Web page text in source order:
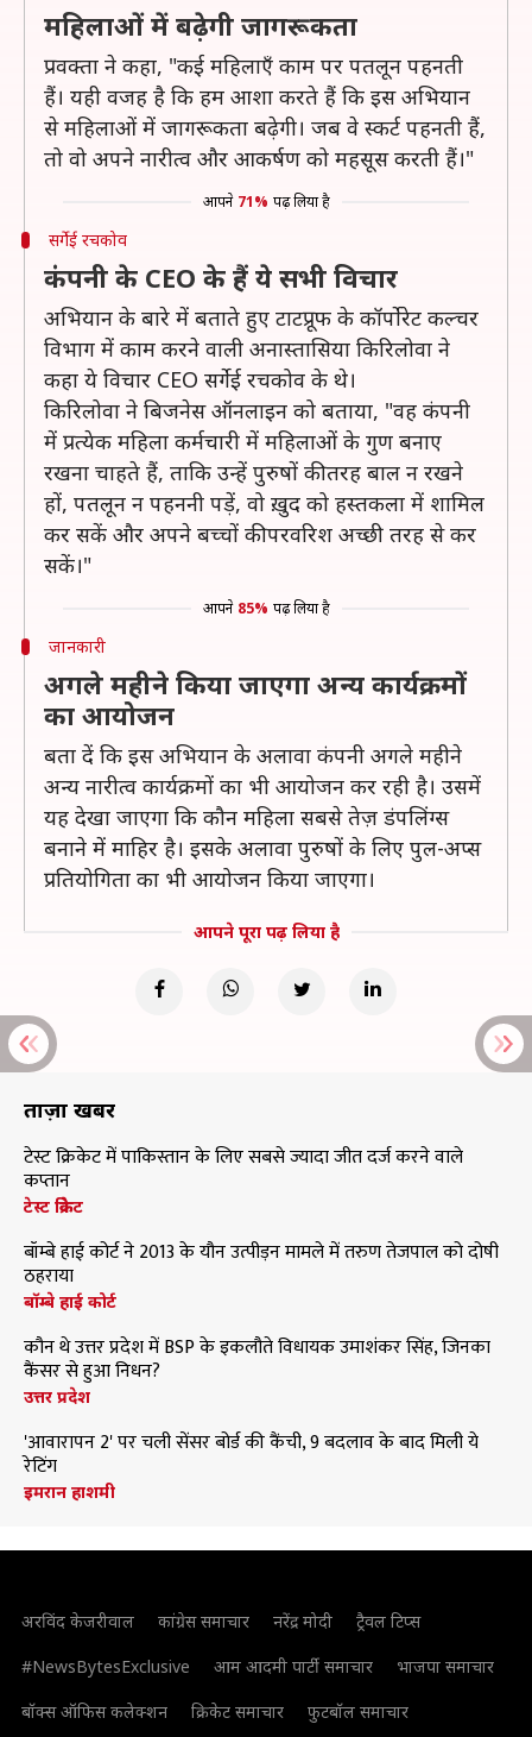
महिलाओं में बढ़ेगी जागरूकता
प्रवक्ता ने कहा, "कई महिलाएँ काम पर पतलून पहनती
हैं। यही वजह है कि हम आशा करते हैं कि इस अभियान
से महिलाओं में जागरूकता बढ़ेगी। जब वे स्कर्ट पहनती हैं,
तो वो अपने नारीत्व और आकर्षण को महसूस करती हैं।"
आपने 71% पढ़ लिया है
सर्गेई रचकोव
कंपनी के CEO के हैं ये सभी विचार
अभियान के बारे में बताते हुए टाटप्रूफ के कॉर्पोरेट कल्चर
विभाग में काम करने वाली अनास्तासिया किरिलोवा ने
कहा ये विचार CEO सर्गेई रचकोव के थे।
किरिलोवा ने बिजनेस ऑनलाइन को बताया, "वह कंपनी
में प्रत्येक महिला कर्मचारी में महिलाओं के गुण बनाए
रखना चाहते हैं, ताकि उन्हें पुरुषों की तरह बाल न रखने
हों, पतलून न पहननी पड़ें, वो ख़ुद को हस्तकला में शामिल
कर सकें और अपने बच्चों की परवरिश अच्छी तरह से कर
सकें।"
आपने 85% पढ़ लिया है
जानकारी
अगले महीने किया जाएगा अन्य कार्यक्रमों
का आयोजन
बता दें कि इस अभियान के अलावा कंपनी अगले महीने
अन्य नारीत्व कार्यक्रमों का भी आयोजन कर रही है। उसमें
यह देखा जाएगा कि कौन महिला सबसे तेज़ डंपलिंग्स
बनाने में माहिर है। इसके अलावा पुरुषों के लिए पुल-अप्स
प्रतियोगिता का भी आयोजन किया जाएगा।
आपने पूरा पढ़ लिया है
ताज़ा खबरें
टेस्ट क्रिकेट में पाकिस्तान के लिए सबसे ज्यादा जीत दर्ज करने वाले
कप्तान
टेस्ट क्रिकेट
बॉम्बे हाई कोर्ट ने 2013 के यौन उत्पीड़न मामले में तरुण तेजपाल को दोषी
ठहराया
बॉम्बे हाई कोर्ट
कौन थे उत्तर प्रदेश में BSP के इकलौते विधायक उमाशंकर सिंह, जिनका
कैंसर से हुआ निधन?
उत्तर प्रदेश
'आवारापन 2' पर चली सेंसर बोर्ड की कैंची, 9 बदलाव के बाद मिली ये
रेटिंग
इमरान हाशमी
अरविंद केजरीवाल कांग्रेस समाचार नरेंद्र मोदी
ट्रैवल टिप्स
#NewsBytesExclusive
आम आदमी पार्टी समाचार
भाजपा समाचार
बॉक्स ऑफिस कलेक्शन
क्रिकेट समाचार फुटबॉल समाचार